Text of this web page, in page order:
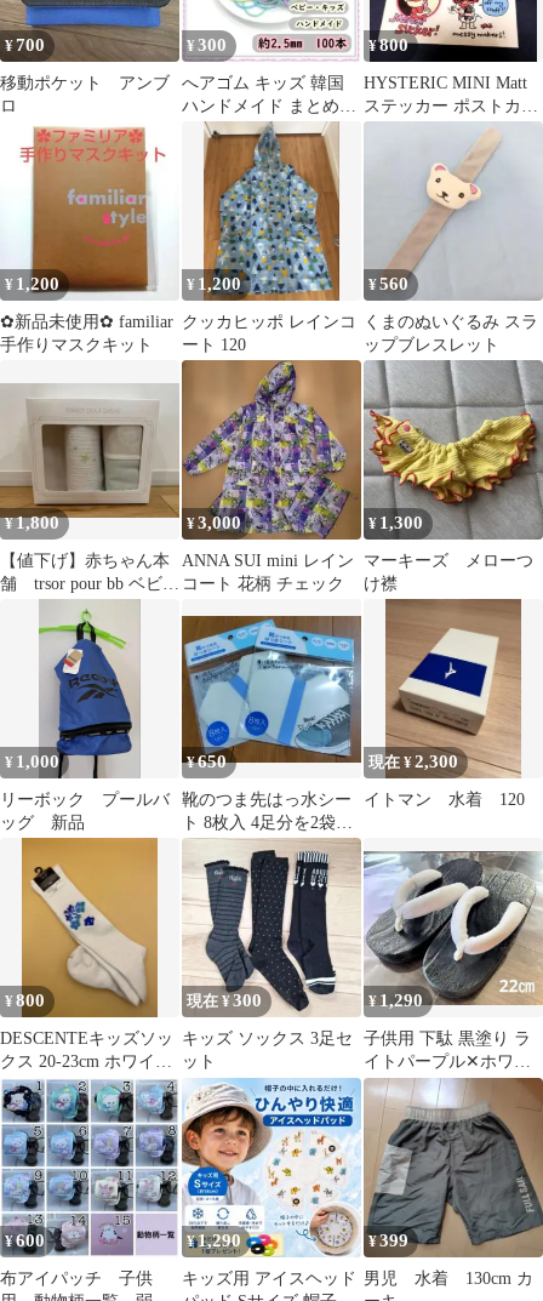
¥700
移動ポケット アンブ
ロ
¥ 300
へアゴム キッズ 韓国
ハンドメイド まとめ売
り パステル 2.5cm 子供
¥800
HYSTERIC MINI Matt
ステッカー ポストカー
ド
¥ 1,200
✿新品未使用✿ familiar
手作りマスクキット
¥ 1,200
クッカヒッポ レインコ
ート 120
¥560
くまのぬいぐるみ スラ
ップブレスレット
¥1,800
【値下げ】赤ちゃん本
舗 trsor pour bb ベビー
カーケット おくるみ
¥3,000
ANNA SUI mini レイン
コート 花柄 チェック
¥ 1,300
マーキーズ メローつ
け襟
¥ 1,000
リーボック プールバ
ッグ 新品
¥650
靴のつま先はっ水シー
ト 8枚入 4足分を2袋セ
ット セリア
現在 ¥2,300
イトマン 水着 120
¥800
DESCENTEキッズソッ
クス 20-23cm ホワイト
スポーツソックスデサ
ント
現在 ¥300
キッズ ソックス 3足セ
ット
¥1,290
子供用 下駄 黒塗り ラ
イトパープル✕ホワイ
ト鼻緒 22㎝
¥600
布アイパッチ 子供
¥1,290
キッズ用 アイスヘッド
¥399
男児 水着 130cm カ